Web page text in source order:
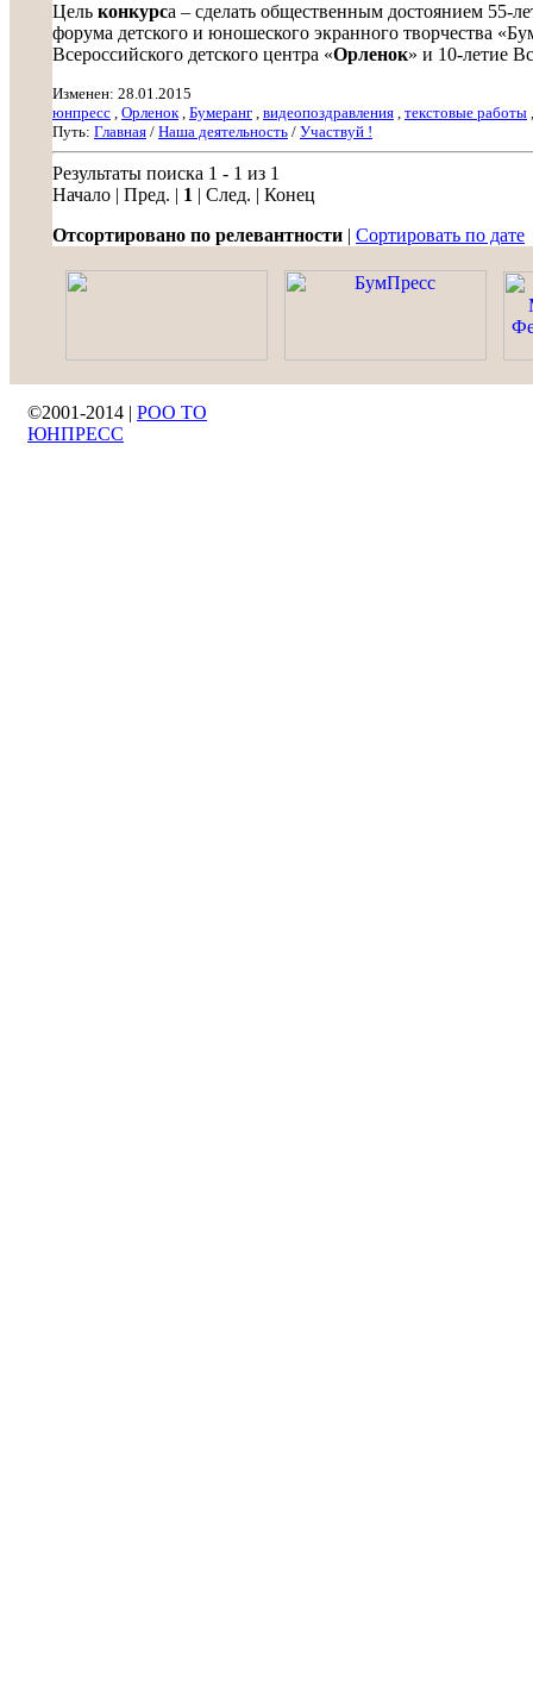
Цель конкурса – сделать общественным достоянием 55-
форума детского и юношеского экранного творчества
Всероссийского детского центра «Орленок» и 10-летие
Изменен: 28.01.2015
юнпресс , Орленок, Бумеранг , видеопоздравления , текстовые работы
Путь: Главная / Наша деятельность / Участвуй !
Результаты поиска 1 - 1 из 1
Начало | Пред. | 1 | След. | Конец
Отсортировано по релевантности | Сортировать по дате
©2001-2014 | РОО ТО
ЮНПРЕСС